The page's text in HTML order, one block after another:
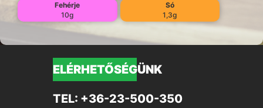
Fehérje
10g
Só
1,3g
ELÉRHETŐSÉGÜNK
TEL: +36-23-500-350